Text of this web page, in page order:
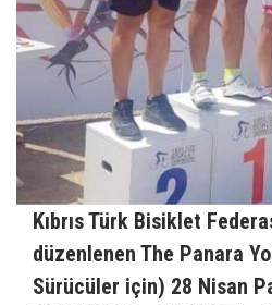
Kıbrıs Türk Bisiklet
düzenlenen The Panara
Sürücüler için) 28 Nisan